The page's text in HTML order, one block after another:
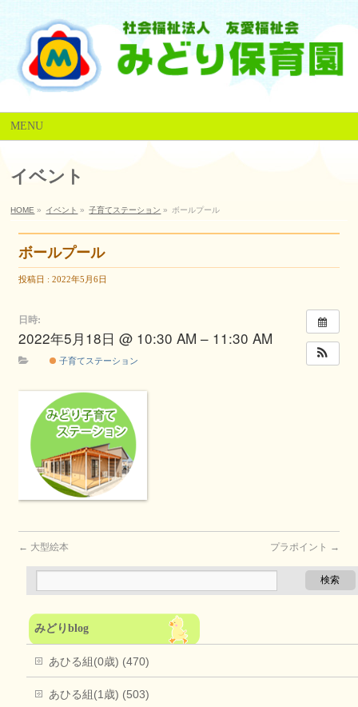
MENU
イベント
HOME » イベント » 子育てステーション » ボールプール
ボールプール
投稿日 : 2022年5月6日
日時:
2022年5月18日 @ 10:30 AM – 11:30 AM
子育てステーション
← 大型絵本 プラポイント →
みどりblog
あひる組(0歳) (470)
あひる組(1歳) (503)